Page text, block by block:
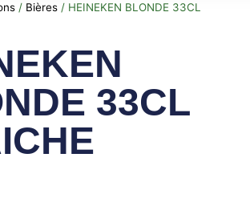
/ Bières / HEINEKEN BLONDE 33CL
33CL